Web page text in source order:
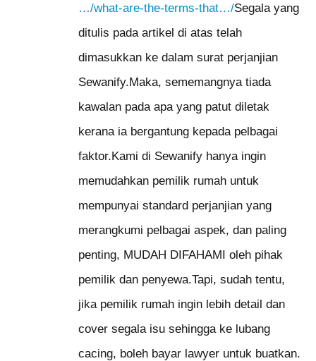
…/what-are-the-terms-that…/Segala yang
ditulis pada artikel di atas telah
dimasukkan ke dalam surat perjanjian
Sewanify.Maka, sememangnya tiada
kawalan pada apa yang patut diletak
kerana ia bergantung kepada pelbagai
faktor.Kami di Sewanify hanya ingin
memudahkan pemilik rumah untuk
mempunyai standard perjanjian yang
merangkumi pelbagai aspek, dan paling
penting, MUDAH DIFAHAMI oleh pihak
pemilik dan penyewa.Tapi, sudah tentu,
jika pemilik rumah ingin lebih detail dan
cover segala isu sehingga ke lubang
cacing, boleh bayar lawyer untuk buatkan.